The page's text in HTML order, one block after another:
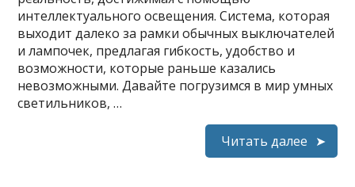
интеллектуального освещения. Система, которая
выходит далеко за рамки обычных выключателей
и лампочек, предлагая гибкость, удобство и
возможности, которые раньше казались
невозможными. Давайте погрузимся в мир умных
светильников, …
Читать далее